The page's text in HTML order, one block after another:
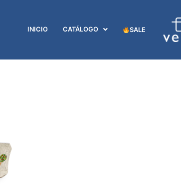
INICIO CATÁLOGO SALE